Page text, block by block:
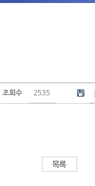
조회수 2535